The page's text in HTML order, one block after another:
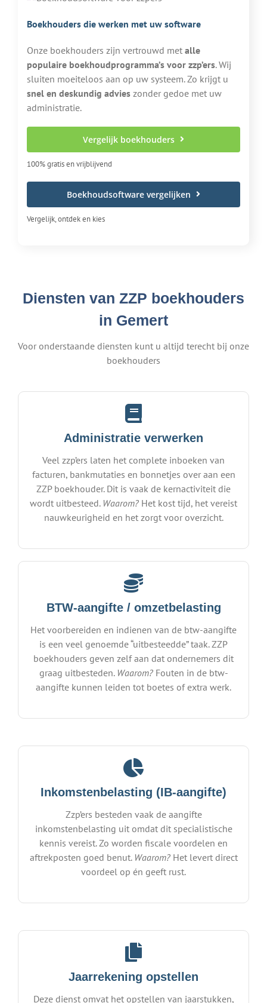
Boekhouders die werken met uw software
Onze boekhouders zijn vertrouwd met alle
populaire boekhoudprogramma’s voor zzp’ers. Wij
sluiten moeiteloos aan op uw systeem. Zo krijgt u
snel en deskundig advies zonder gedoe met uw
administratie.
Vergelijk boekhouders
100% gratis en vrijblijvend
Boekhoudsoftware vergelijken
Vergelijk, ontdek en kies
Diensten van ZZP boekhouders
in Gemert
Voor onderstaande diensten kunt u altijd terecht bij onze
boekhouders
Administratie verwerken
Veel zzp’ers laten het complete inboeken van
facturen, bankmutaties en bonnetjes over aan een
ZZP boekhouder. Dit is vaak de kernactiviteit die
wordt uitbesteed. Waarom? Het kost tijd, het vereist
nauwkeurigheid en het zorgt voor overzicht.
BTW-aangifte / omzetbelasting
Het voorbereiden en indienen van de btw-aangifte
is een veel genoemde “uitbesteedde” taak. ZZP
boekhouders geven zelf aan dat ondernemers dit
graag uitbesteden. Waarom?Fouten in de btw-
aangifte kunnen leiden tot boetes of extra werk.
Inkomstenbelasting (IB-aangifte)
Zzp’ers besteden vaak de aangifte
inkomstenbelasting uit omdat dit specialistische
kennis vereist. Zo worden fiscale voordelen en
aftrekposten goed benut. Waarom?Het levert direct
voordeel op én geeft rust.
Jaarrekening opstellen
Deze dienst omvat het opstellen van jaarstukken,